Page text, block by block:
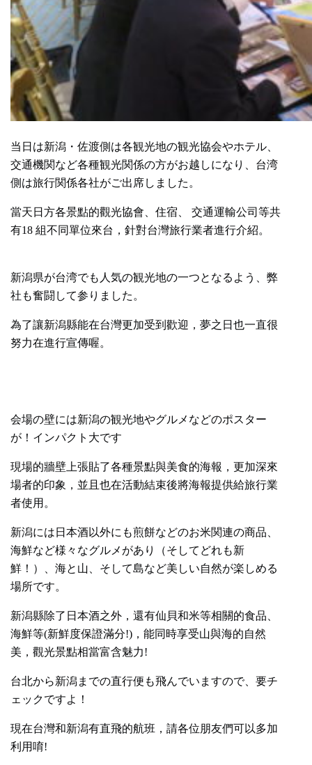
当日は新潟・佐渡側は各観光地の観光協会やホテル、
交通機関など各種観光関係の方がお越しになり、台湾
側は旅行関係各社がご出席しました。
當天日方各景點的觀光協會、住宿、 交通運輸公司等共
有18 組不同單位來台，針對台灣旅行業者進行介紹。
新潟県が台湾でも人気の観光地の一つとなるよう、弊
社も奮闘して参りました。
為了讓新潟縣能在台灣更加受到歡迎，夢之日也一直很
努力在進行宣傳喔。
会場の壁には新潟の観光地やグルメなどのポスター
が！インパクト大です
現場的牆壁上張貼了各種景點與美食的海報，更加深來
場者的印象，並且也在活動結束後將海報提供給旅行業
者使用。
新潟には日本酒以外にも煎餅などのお米関連の商品、
海鮮など様々なグルメがあり（そしてどれも新
鮮！）、海と山、そして島など美しい自然が楽しめる
場所です。
新潟縣除了日本酒之外，還有仙貝和米等相關的食品、
海鮮等(新鮮度保證滿分!)，能同時享受山與海的自然
美，觀光景點相當富含魅力!
台北から新潟までの直行便も飛んでいますので、要チ
ェックですよ！
現在台灣和新潟有直飛的航班，請各位朋友們可以多加
利用唷!